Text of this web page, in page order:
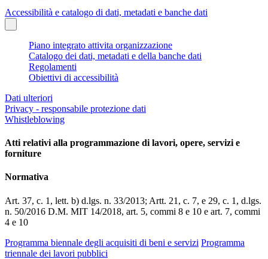
Accessibilità e catalogo di dati, metadati e banche dati
Piano integrato attivita organizzazione
Catalogo dei dati, metadati e della banche dati
Regolamenti
Obiettivi di accessibilità
Dati ulteriori
Privacy - responsabile protezione dati
Whistleblowing
Atti relativi alla programmazione di lavori, opere, servizi e
forniture
Normativa
Art. 37, c. 1, lett. b) d.lgs. n. 33/2013; Artt. 21, c. 7, e 29, c. 1, d.lgs.
n. 50/2016 D.M. MIT 14/2018, art. 5, commi 8 e 10 e art. 7, commi
4 e 10
Programma biennale degli acquisiti di beni e servizi Programma
triennale dei lavori pubblici